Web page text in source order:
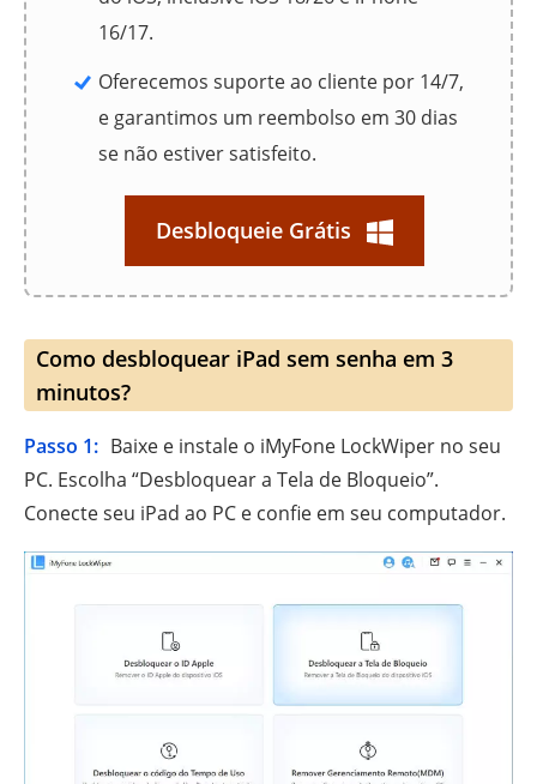
16/17.
Oferecemos suporte ao cliente por 14/7,
e garantimos um reembolso em 30 dias
se não estiver satisfeito.
Desbloqueie Grátis
Como desbloquear iPad sem senha em 3
minutos?
Passo 1: Baixe e instale o iMyFone LockWiper no seu
PC. Escolha “Desbloquear a Tela de Bloqueio”.
Conecte seu iPad ao PC e confie em seu computador.